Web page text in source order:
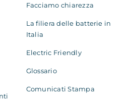
Facciamo chiarezza
La filiera delle batterie in
Italia
Electric Friendly
Glossario
Comunicati Stampa